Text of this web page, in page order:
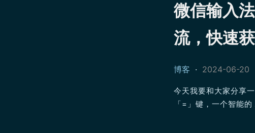
微信输入
流，快速
博客 · 2024-06-20
今天我要和大家分享
「=」键，一个智能